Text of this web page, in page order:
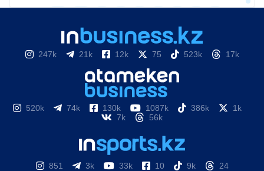
247k 21k 12k 75 523k 17k
520k 74k 130k 1087k 386k
1k
7k
56k
851 3k 33k 10 9k 24